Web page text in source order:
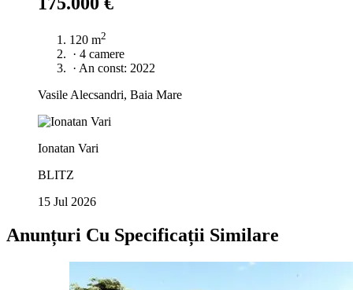
120 m2
· 4 camere
· An const: 2022
Vasile Alecsandri, Baia Mare
Ionatan Vari
BLITZ
15 Jul 2026
Anunțuri Cu Specificații Similare